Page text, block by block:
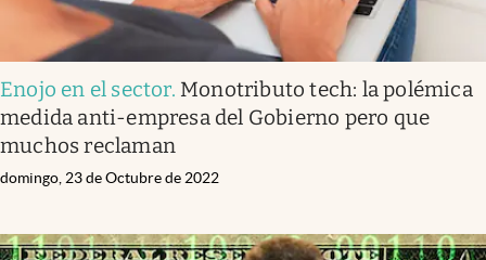
Enojo en el sector. Monotributo tech: la polémica
medida anti-empresa del Gobierno pero que
muchos reclaman
domingo, 23 de Octubre de 2022